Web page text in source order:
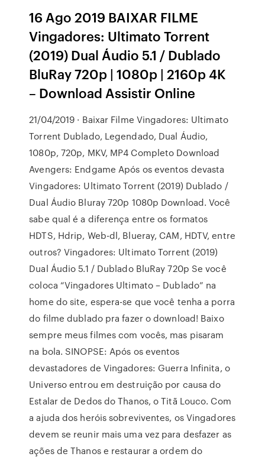
16 Ago 2019 BAIXAR FILME
Vingadores: Ultimato Torrent
(2019) Dual Áudio 5.1 / Dublado
BluRay 720p | 1080p | 2160p 4K
– Download Assistir Online
21/04/2019 · Baixar Filme Vingadores: Ultimato
Torrent Dublado, Legendado, Dual Áudio,
1080p, 720p, MKV, MP4 Completo Download
Avengers: Endgame Após os eventos devasta
Vingadores: Ultimato Torrent (2019) Dublado /
Dual Áudio Bluray 720p 1080p Download. Você
sabe qual é a diferença entre os formatos
HDTS, Hdrip, Web-dl, Blueray, CAM, HDTV, entre
outros? Vingadores: Ultimato Torrent (2019)
Dual Áudio 5.1 / Dublado BluRay 720p Se você
coloca “Vingadores Ultimato – Dublado” na
home do site, espera-se que você tenha a porra
do filme dublado pra fazer o download! Baixo
sempre meus filmes com vocês, mas pisaram
na bola. SINOPSE: Após os eventos
devastadores de Vingadores: Guerra Infinita, o
Universo entrou em destruição por causa do
Estalar de Dedos do Thanos, o Titã Louco. Com
a ajuda dos heróis sobreviventes, os Vingadores
devem se reunir mais uma vez para desfazer as
ações de Thanos e restaurar a ordem do